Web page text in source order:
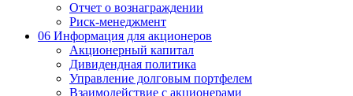
Отчет о вознаграждении
Риск-менеджмент
06 Информация для акционеров
Акционерный капитал
Дивидендная политика
Управление долговым портфелем
Взаимодействие с акционерами